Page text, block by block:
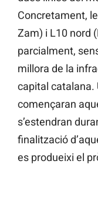
Concretament,
Zam) i L10 nord
parcialment,
millora de la
capital catalana.
començaran
s’estendran
finalització
es produeixi el